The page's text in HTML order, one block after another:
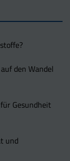
den Wandel
Gesundheit
und